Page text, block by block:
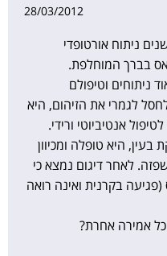
28/03/2012
שלי בת 82, עברה לפני כ-4 שנים ניתוח אורטופדי
בברך המוחלפת.
ניתוחים וטיפולם
לגמרי את הזיהום, היא
אנטיביוטי ורידי.
היא טופלה ומכיוון
לאחר דיגום נמצא כי
(פגיעה בקרנית ואינה רואה
אמירה אחרת?